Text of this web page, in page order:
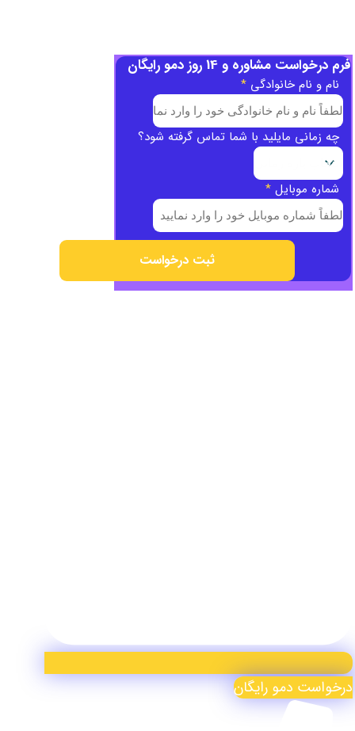
فرم درخواست مشاوره و 14 روز دمو رایگان
نام و نام خانوادگی *
چه زمانی مایلید با شما تماس گرفته شود؟
شماره موبایل *
ثبت درخواست
درخواست دمو رایگان